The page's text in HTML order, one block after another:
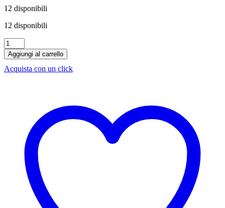
12 disponibili
12 disponibili
Birra
Leffe
Rouge
33
Aggiungi al carrello
Acquista con un click